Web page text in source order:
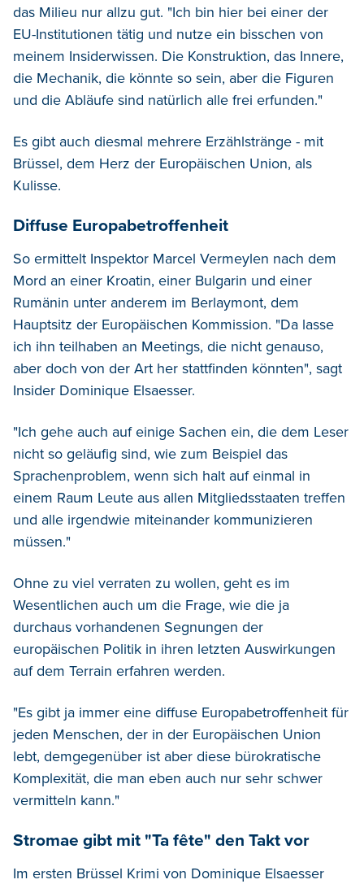
das Milieu nur allzu gut. "Ich bin hier bei einer der
EU-Institutionen tätig und nutze ein bisschen von
meinem Insiderwissen. Die Konstruktion, das Innere,
die Mechanik, die könnte so sein, aber die Figuren
und die Abläufe sind natürlich alle frei erfunden."
Es gibt auch diesmal mehrere Erzählstränge - mit
Brüssel, dem Herz der Europäischen Union, als
Kulisse.
Diffuse Europabetroffenheit
So ermittelt Inspektor Marcel Vermeylen nach dem
Mord an einer Kroatin, einer Bulgarin und einer
Rumänin unter anderem im Berlaymont, dem
Hauptsitz der Europäischen Kommission. "Da lasse
ich ihn teilhaben an Meetings, die nicht genauso,
aber doch von der Art her stattfinden könnten", sagt
Insider Dominique Elsaesser.
"Ich gehe auch auf einige Sachen ein, die dem Leser
nicht so geläufig sind, wie zum Beispiel das
Sprachenproblem, wenn sich halt auf einmal in
einem Raum Leute aus allen Mitgliedsstaaten treffen
und alle irgendwie miteinander kommunizieren
müssen."
Ohne zu viel verraten zu wollen, geht es im
Wesentlichen auch um die Frage, wie die ja
durchaus vorhandenen Segnungen der
europäischen Politik in ihren letzten Auswirkungen
auf dem Terrain erfahren werden.
"Es gibt ja immer eine diffuse Europabetroffenheit für
jeden Menschen, der in der Europäischen Union
lebt, demgegenüber ist aber diese bürokratische
Komplexität, die man eben auch nur sehr schwer
vermitteln kann."
Stromae gibt mit "Ta fête" den Takt vor
Im ersten Brüssel Krimi von Dominique Elsaesser